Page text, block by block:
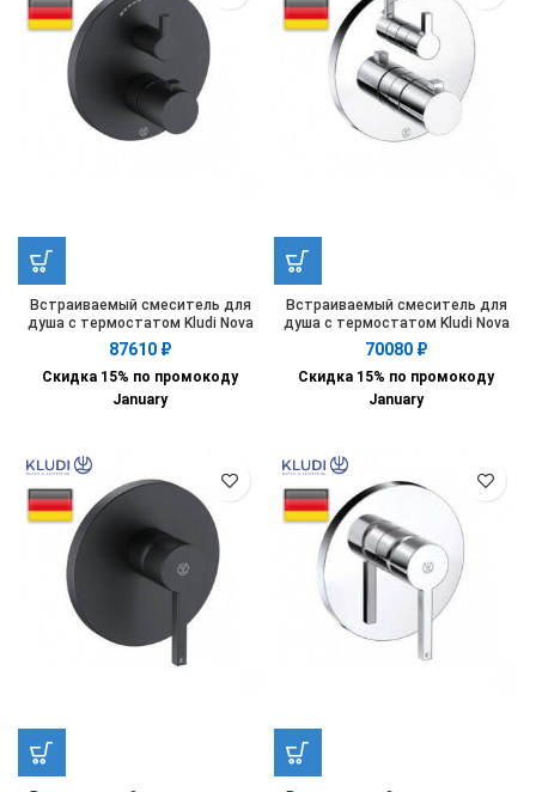
Встраиваемый смеситель для
душа с термостатом Kludi Nova
Fonte Puristic 208353915
87610 ₽
Скидка 15% по промокоду
January
Встраиваемый смеситель для
душа с термостатом Kludi Nova
Fonte Puristic 208350515
70080 ₽
Скидка 15% по промокоду
January